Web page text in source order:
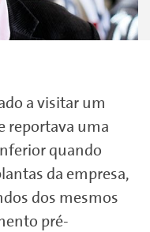
a visitar um
reportava uma
quando
da empresa,
dos mesmos
pré-